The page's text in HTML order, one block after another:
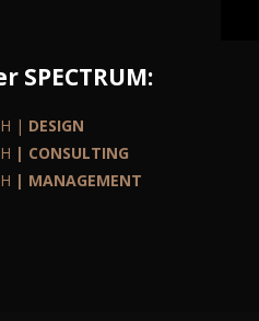
SPECTRUM:
| DESIGN
| CONSULTING
| MANAGEMENT